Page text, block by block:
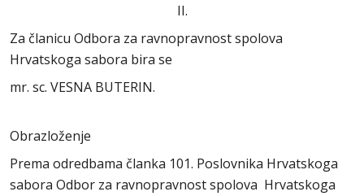
II.
Za članicu Odbora za ravnopravnost spolova
Hrvatskoga sabora bira se
mr. sc. VESNA BUTERIN.
Obrazloženje
Prema odredbama članka 101. Poslovnika Hrvatskoga
sabora Odbor za ravnopravnost spolova Hrvatskoga